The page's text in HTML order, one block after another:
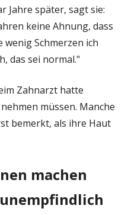
Jahre später, sagt sie:
keine Ahnung, dass
Schmerzen ich
das sei normal."
Zahnarzt hatte
müssen. Manche
bemerkt, als ihre Haut
machen